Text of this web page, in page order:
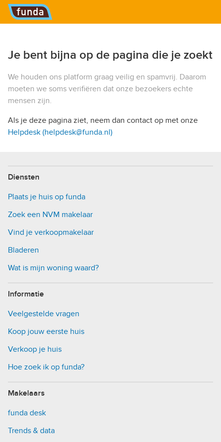
Hoofdmenu
Je bent bijna op de pagina die je zoekt
We houden ons platform graag veilig en spamvrij. Daarom
moeten we soms verifiëren dat onze bezoekers echte
mensen zijn.
Als je deze pagina ziet, neem dan contact op met onze
Helpdesk (helpdesk@funda.nl)
Diensten
Plaats je huis op funda
Zoek een NVM makelaar
Vind je verkoopmakelaar
Bladeren
Wat is mijn woning waard?
Informatie
Veelgestelde vragen
Koop jouw eerste huis
Verkoop je huis
Hoe zoek ik op funda?
Makelaars
funda desk
Trends & data